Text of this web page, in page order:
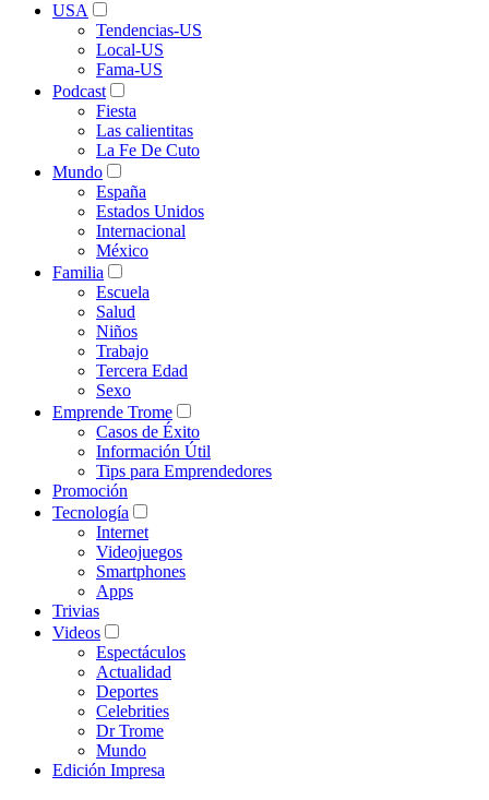
USA
Tendencias-US
Local-US
Fama-US
Podcast
Fiesta
Las calientitas
La Fe De Cuto
Mundo
España
Estados Unidos
Internacional
México
Familia
Escuela
Salud
Niños
Trabajo
Tercera Edad
Sexo
Emprende Trome
Casos de Éxito
Información Útil
Tips para Emprendedores
Promoción
Tecnología
Internet
Videojuegos
Smartphones
Apps
Trivias
Videos
Espectáculos
Actualidad
Deportes
Celebrities
Dr Trome
Mundo
Edición Impresa